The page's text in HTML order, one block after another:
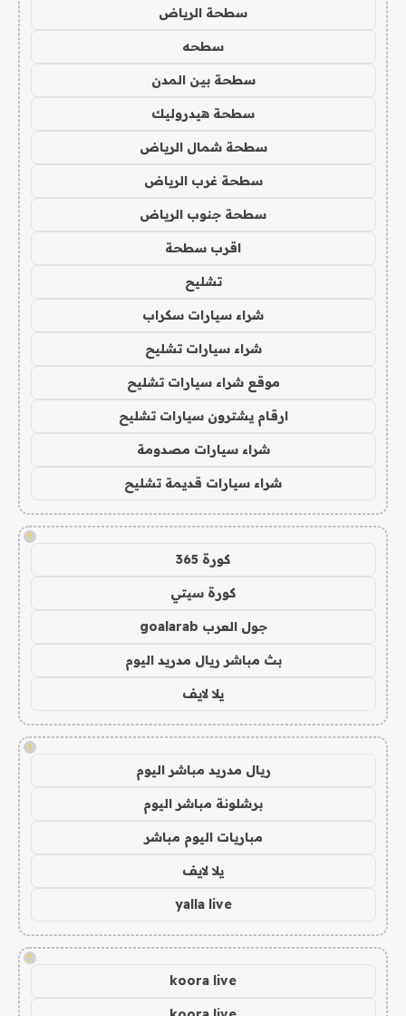
سطحة الرياض
سطحه
سطحة بين المدن
سطحة هيدروليك
سطحة شمال الرياض
سطحة غرب الرياض
سطحة جنوب الرياض
اقرب سطحة
تشليح
شراء سيارات سكراب
شراء سيارات تشليح
موقع شراء سيارات تشليح
ارقام يشترون سيارات تشليح
شراء سيارات مصدومة
شراء سيارات قديمة تشليح
!
كورة 365
كورة سيتي
جول العرب goalarab
بث مباشر ريال مدريد اليوم
يلا لايف
!
ريال مدريد مباشر اليوم
برشلونة مباشر اليوم
مباريات اليوم مباشر
يلا لايف
yalla live
!
koora live